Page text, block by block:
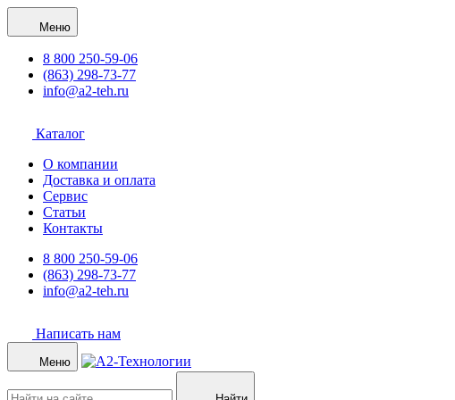
Меню
8 800 250-59-06
(863) 298-73-77
info@a2-teh.ru
Каталог
О компании
Доставка и оплата
Сервис
Статьи
Контакты
8 800 250-59-06
(863) 298-73-77
info@a2-teh.ru
Написать нам
Меню